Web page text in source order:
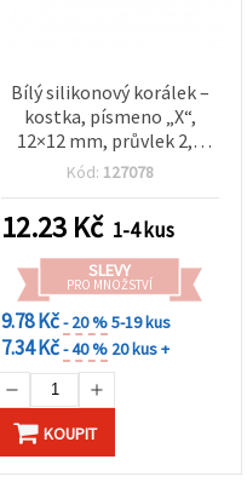
Bílý silikonový korálek –
kostka, písmeno „X“,
12×12 mm, průvlek 2,5
mm, 1 ks
Kód: 127078
12.23 Kč 1-4 kus
SLEVY
PRO MNOŽSTVÍ
9.78 Kč- 20 %5-19 kus
7.34 Kč- 40 % 20 kus +
KOUPIT